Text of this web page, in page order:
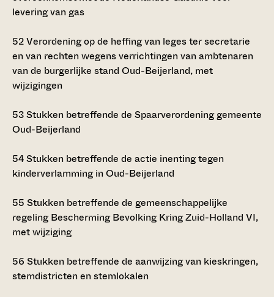
levering van gas
52Verordening op de heffing van leges ter secretarie
en van rechten wegens verrichtingen van ambtenaren
van de burgerlijke stand Oud-Beijerland, met
wijzigingen
53Stukken betreffende de Spaarverordening gemeente
Oud-Beijerland
54Stukken betreffende de actie inenting tegen
kinderverlamming in Oud-Beijerland
55 Stukken betreffende de gemeenschappelijke
regeling Bescherming Bevolking Kring Zuid-Holland VI,
met wijziging
56 Stukken betreffende de aanwijzing van kieskringen,
stemdistricten en stemlokalen